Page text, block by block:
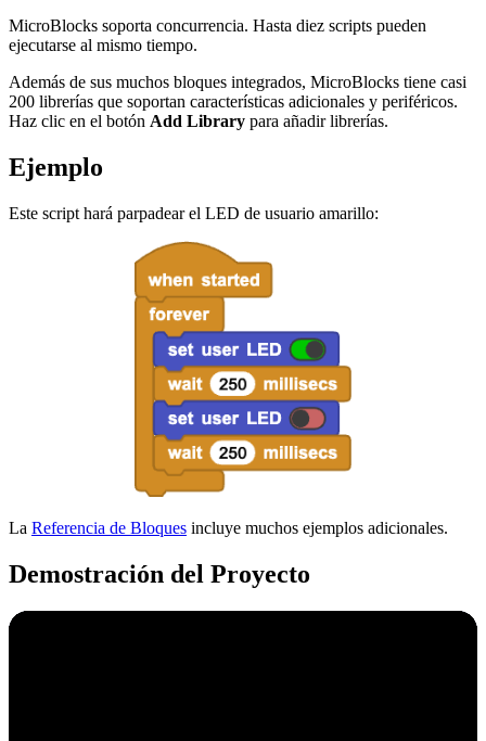
MicroBlocks soporta concurrencia. Hasta diez scripts pueden
ejecutarse al mismo tiempo.
Además de sus muchos bloques integrados, MicroBlocks tiene casi
200 librerías que soportan características adicionales y periféricos.
Haz clic en el botón Add Library para añadir librerías.
Ejemplo
Este script hará parpadear el LED de usuario amarillo:
La Referencia de Bloques incluye muchos ejemplos adicionales.
Demostración del Proyecto